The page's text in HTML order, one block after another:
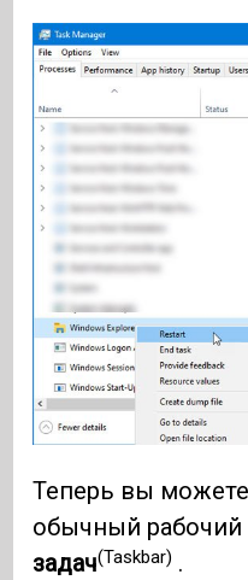
Теперь вы
обычный рабочий
задач(Taskbar) .